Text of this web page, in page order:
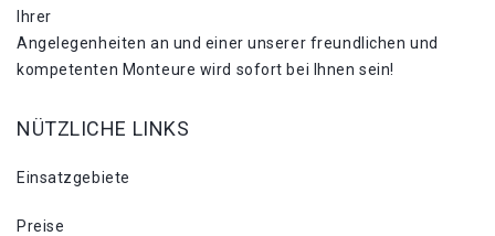
Ihrer
Angelegenheiten an und einer unserer freundlichen und
kompetenten Monteure wird sofort bei Ihnen sein!
NÜTZLICHE LINKS
Einsatzgebiete
Preise